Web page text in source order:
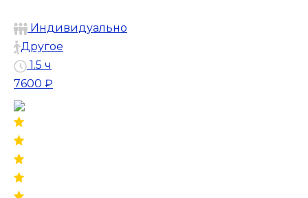
Индивидуально
Другое
1.5 ч
7600 ₽